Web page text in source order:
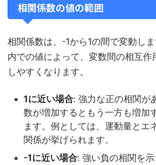
相関係数の値の範囲
相関係数は、-1から1の間で変動し
内での値によって、変数間の相互作
しやすくなります。
1に近い場合: 強力な正の相関が
数が増加するともう一方も増加
ます。例としては、運動量とエ
関係が挙げられます。
-1に近い場合: 強い負の相関を